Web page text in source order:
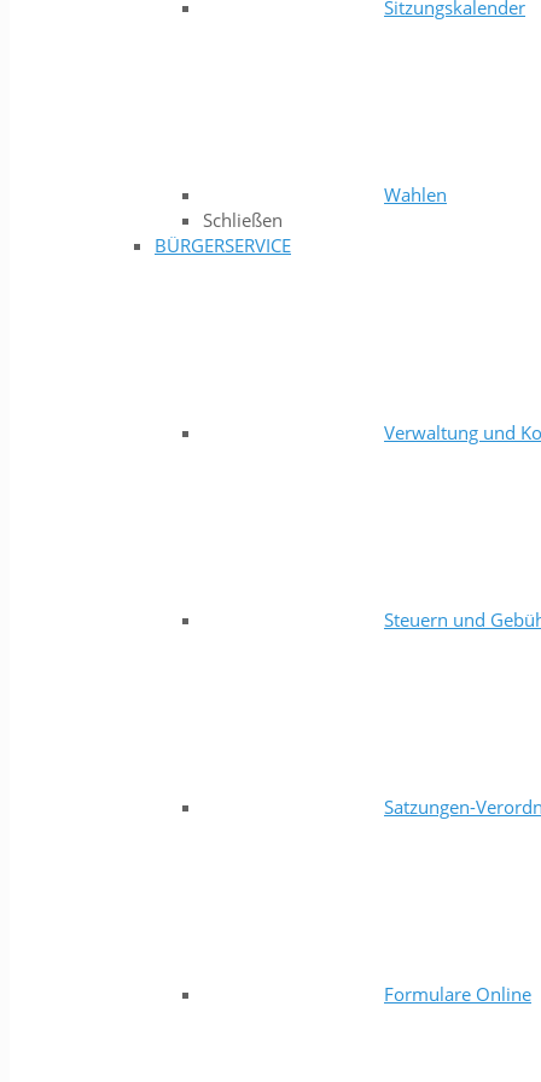
Sitzungskalender
Wahlen
Schließen
BÜRGERSERVICE
Verwaltung und
Steuern und
Satzungen-
Formulare Online